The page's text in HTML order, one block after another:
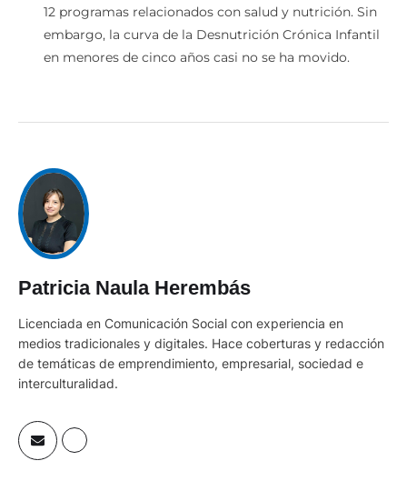
12 programas relacionados con salud y nutrición. Sin
embargo, la curva de la Desnutrición Crónica Infantil
en menores de cinco años casi no se ha movido.
Patricia Naula Herembás
Licenciada en Comunicación Social con experiencia en
medios tradicionales y digitales. Hace coberturas y redacción
de temáticas de emprendimiento, empresarial, sociedad e
interculturalidad.